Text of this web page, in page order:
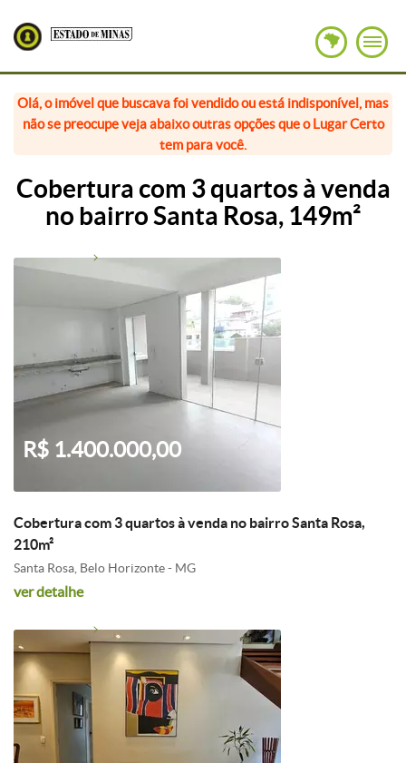
Olá, o imóvel que buscava foi vendido ou está indisponível, mas
não se preocupe veja abaixo outras opções que o Lugar Certo
tem para você.
Cobertura com 3 quartos à venda
no bairro Santa Rosa, 149m²
R$ 1.400.000,00
Cobertura com 3 quartos à venda no bairro Santa Rosa,
210m²
Santa Rosa, Belo Horizonte - MG
ver detalhe